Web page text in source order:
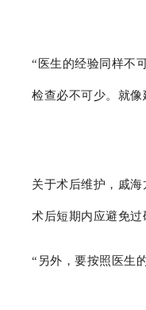
“医生的经验同样不
检查必不可少。就
关于术后维护，戚
术后短期内应避免
“另外，要按照医生